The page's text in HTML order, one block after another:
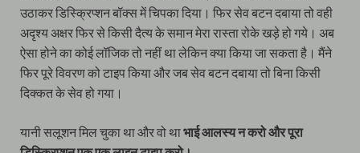
उठाकर डिस्क्रिप्शन बॉक्स में चिपका दिया। फिर सेव बटन दबाया तो वही
अदृश्य अक्षर फिर से किसी दैत्य के समान मेरा रास्ता रोके खड़े हो गये। अब
ऐसा होने का कोई लॉजिक तो नहीं था लेकिन क्या किया जा सकता है। मैंने
फिर पूरे विवरण को टाइप किया और जब सेव बटन दबाया तो बिना किसी
दिक्कत के सेव हो गया।
यानी सलूशन मिल चुका था और वो थाभाई आलस्य न करो और पूरा